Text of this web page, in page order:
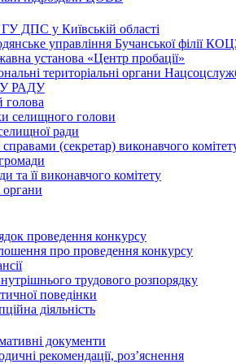
ДПС у Київській області
управління Бучанської філії
установа «Центр пробації»
територіальні органи
РАДУ
селищного голови
ради
(секретар) виконавчого
та її виконавчого комітету
органи
проведення конкурсу
про проведення конкурсу
трудового розпорядку
поведінки
діяльність
документи
рекомендації, роз’яснення